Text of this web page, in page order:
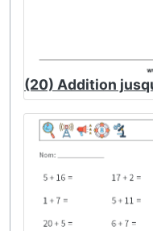
(20) Addition